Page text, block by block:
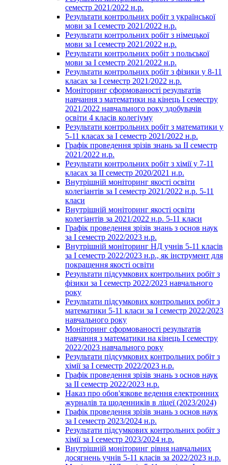
семестр 2021/2022 н.р.
Результати контрольних робіт з української
мови за І семестр 2021/2022 н.р.
Результати контрольних робіт з німецької
мови за І семестр 2021/2022 н.р.
Результати контрольних робіт з польської
мови за І семестр 2021/2022 н.р.
Результати контрольних робіт з фізики у 8-11
класах за І семестр 2021/2022 н.р.
Моніторинг сформованості результатів
навчання з математики на кінець І семестру
2021/2022 навчального року здобувачів
освіти 4 класів колегіуму
Результати контрольних робіт з математики у
5-11 класах за І семестр 2021/2022 н.р.
Графік проведення зрізів знань за ІІ семестр
2021/2022 н.р.
Результати контрольних робіт з хімії у 7-11
класах за ІІ семестр 2020/2021 н.р.
Внутрішній моніторинг якості освіти
колегіантів за І семестр 2021/2022 н.р. 5-11
класи
Внутрішній моніторинг якості освіти
колегіантів за 2021/2022 н.р. 5-11 класи
Графік проведення зрізів знань з основ наук
за І семестр 2022/2023 н.р.
Внутрішній моніторинг НД учнів 5-11 класів
за І семестр 2022/2023 н.р., як інструмент для
покращення якості освіти
Результати підсумкових контрольних робіт з
фізики за І семестр 2022/2023 навчального
року
Результати підсумкових контрольних робіт з
математики 5-11 класи за І семестр 2022/2023
навчального року
Моніторинг сформованості результатів
навчання з математики на кінець І семестру
2022/2023 навчального року
Результати підсумкових контрольних робіт з
хімії за І семестр 2022/2023 н.р.
Графік проведення зрізів знань з основ наук
за ІІ семестр 2022/2023 н.р.
Наказ про обов'язкове ведення електронних
журналів та щоденників в ліцеї (2023/2024)
Графік проведення зрізів знань з основ наук
за І семестр 2023/2024 н.р.
Результати підсумкових контрольних робіт з
хімії за І семестр 2023/2024 н.р.
Внутрішній моніторинг рівня навчальних
досягнень учнів 5-11 класів за 2022/2023 н.р.